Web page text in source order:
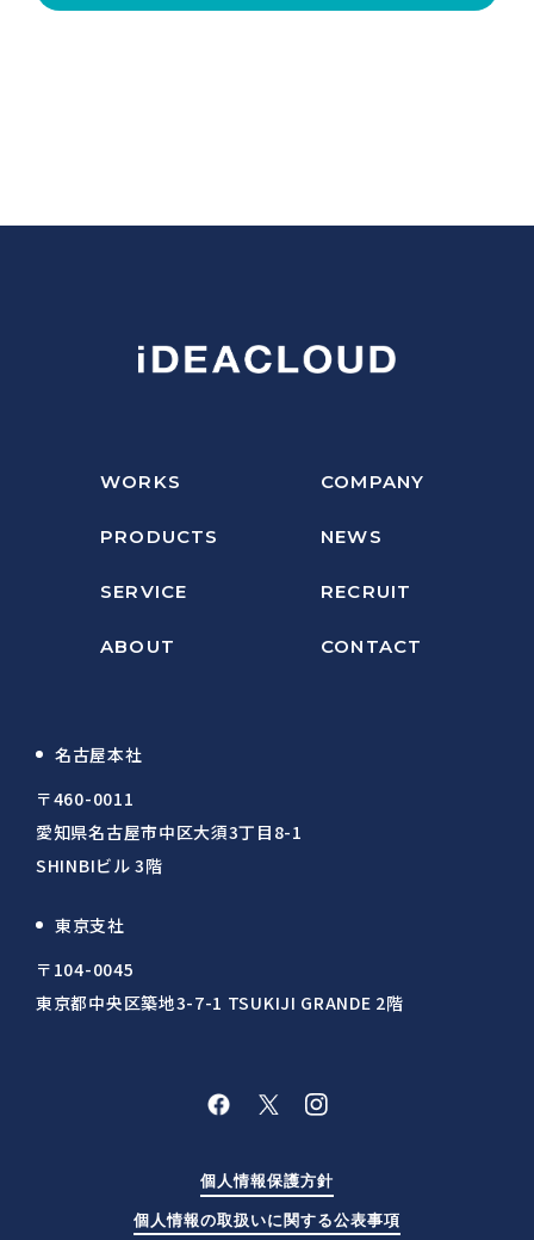
WORKS COMPANY
PRODUCTS NEWS
SERVICE RECRUIT
ABOUT CONTACT
名古屋本社
〒460-0011
愛知県名古屋市中区大須3丁目8-1
SHINBIビル 3階
東京支社
〒104-0045
東京都中央区築地3-7-1 TSUKIJI GRANDE 2階
個人情報保護方針
個人情報の取扱いに関する公表事項